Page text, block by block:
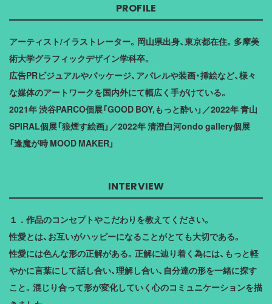
PROFILE
アーティスト/イラストレーター。岡山県出身、東京都在住。多摩美
術大学グラフィックデザイン学科卒。
広告PRビジュアルやパッケージ、アパレルや装画・挿絵など、様々
な媒体のアートワークを国内外にて幅広く手がけている。
2021年 渋谷PARCO個展「GOOD BOY,もっと酔い」／2022年 青山
SPIRAL個展「狼煙す絵画」／2022年 清澄白河ondo gallery個展
「逢魔が時 MOOD MAKER」
INTERVIEW
１．作品のコンセプトやこだわりを教えてください。
性愛とは、お互いがハッピーになることがとても大切である。
性愛には色んな形の正解がある。正解に辿り着く為には、もっと軽
やかに言葉にして話し合い、理解し合い、自分達の形を一緒に探す
こと。混じり合って形が変化していく心のコミュニケーションを描